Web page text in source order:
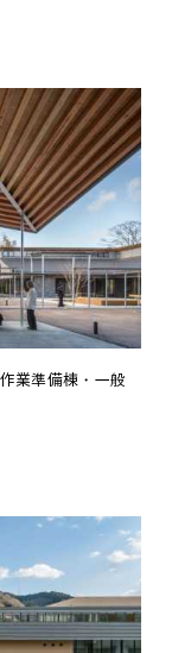
業準備棟・一般